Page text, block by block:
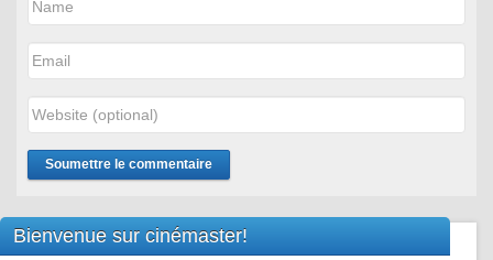
Bienvenue sur cinémaster!